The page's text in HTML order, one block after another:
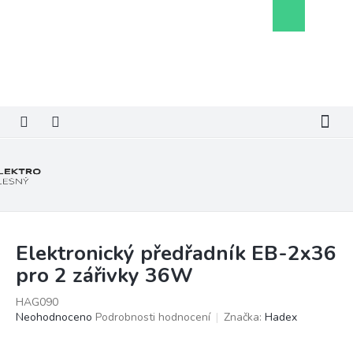
košík
Elektronický předřadník EB-2x36
pro 2 zářivky 36W
HAG090
Průměrné
Neohodnoceno Podrobnosti hodnocení Značka: Hadex